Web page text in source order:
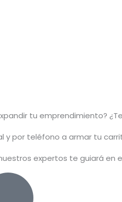
tu emprendimiento?
y por teléfono a armar tu
expertos te guiará en